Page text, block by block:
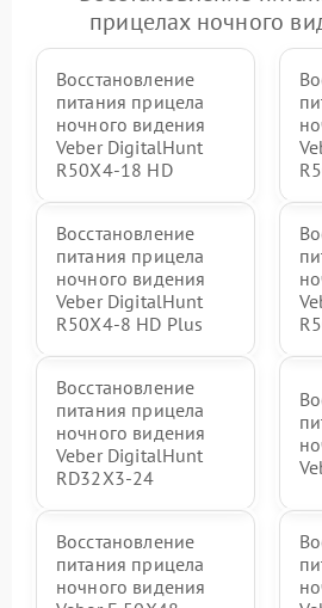
прицелах ночного
Восстановление
питания прицела
ночного видения
Veber DigitalHunt
R50X4-18 HD
Восстановление
питания прицела
ночного видения
Veber DigitalHunt
R50X4-8 HD Plus
Восстановление
питания прицела
ночного видения
Veber DigitalHunt
RD32X3-24
Восстановление
питания прицела
ночного видения